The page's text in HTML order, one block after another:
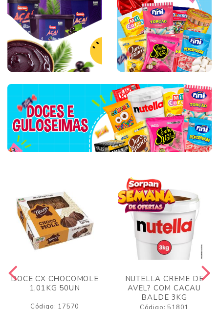
DOCE CX CHOCOMOLE
1,01KG 50UN
Código: 17570
NUTELLA CREME DE
AVEL? COM CACAU
BALDE 3KG